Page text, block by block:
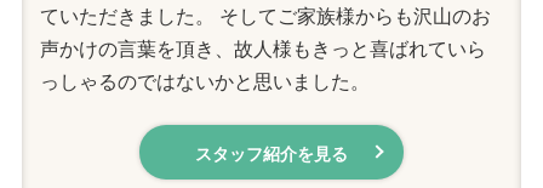
スタッフ紹介を見る
ていただきました。 そしてご家族様からも沢山のお
声かけの言葉を頂き、故人様もきっと喜ばれていら
っしゃるのではないかと思いました。